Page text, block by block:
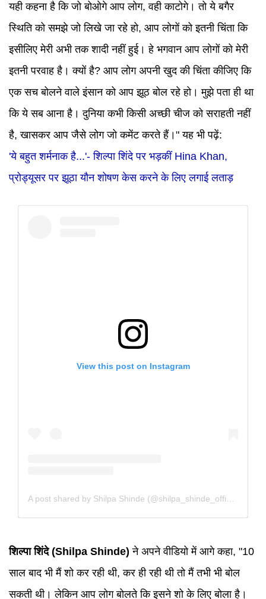
यही कहना है कि जो बोओगे आप लोग, वही काटोगे। तो ये बगैर
स्थिति को समझे जो लिखे जा रहे हो, आप लोगों को इतनी चिंता कि
इसीलिए मेरी अभी तक शादी नहीं हुई। हे भगवान आप लोगों को मेरी
इतनी परवाह है। क्यों है? आप लोग अपनी खुद की चिंता कीजिए कि
एक सच बोलने वाले इंसान को आप झूठ बोल रहे हो। मुझे पता ही था
कि ये सब आना है। दुनिया कभी किसी अच्छी चीज को सराहती नहीं
है, खासकर आप जैसे लोग जो कमेंट करते हैं।"यह भी पढ़ें:
'ये बहुत शर्मनाक है...'- शिल्पा शिंदे पर भड़कीं Hina Khan,
प्रोड्यूसर पर झूठा यौन शोषण केस करने के लिए लगाई लताड़
View this post on Instagram
शिल्पा शिंदे (Shilpa Shinde)ने अपने वीडियो में आगे कहा, "10
साल बाद भी मैं शो कर रही थी, कर ही रही थी तो मैं तभी भी बोल
सकती थी। लेकिन आप लोग बोलते कि इसने शो के लिए बोला है।